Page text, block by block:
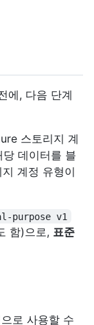
에, 다음 단계
스토리지 계
데이터를 블
계정 유형이
purpose v1
함)으로, 표준
로 사용할 수